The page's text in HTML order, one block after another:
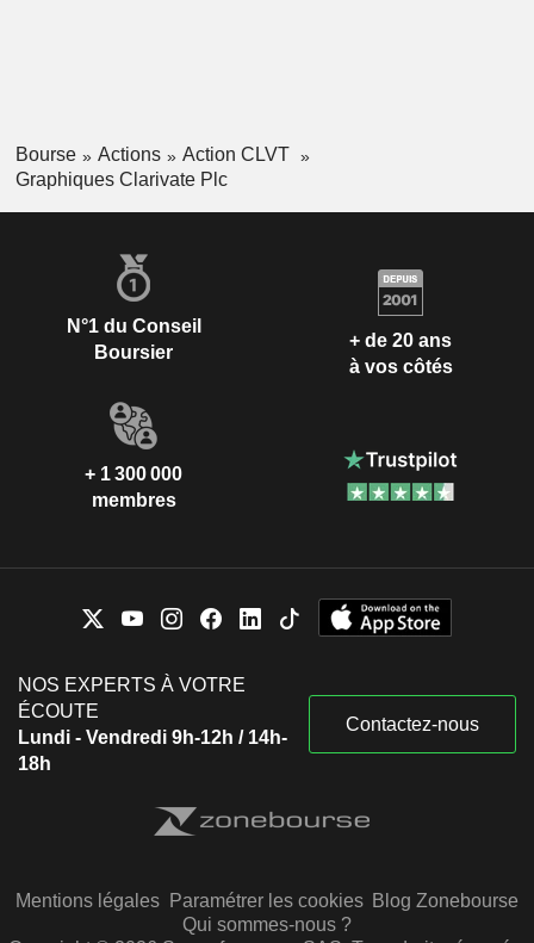
Bourse Actions
Action CLVT
Graphiques Clarivate Plc
N°1 du Conseil
Boursier
+ de 20 ans
à vos côtés
+ 1 300 000
membres
NOS EXPERTS À VOTRE
ÉCOUTE
Lundi - Vendredi 9h-12h / 14h-
18h
Contactez-nous
Mentions légales Paramétrer les cookies Blog Zonebourse
Qui sommes-nous ?